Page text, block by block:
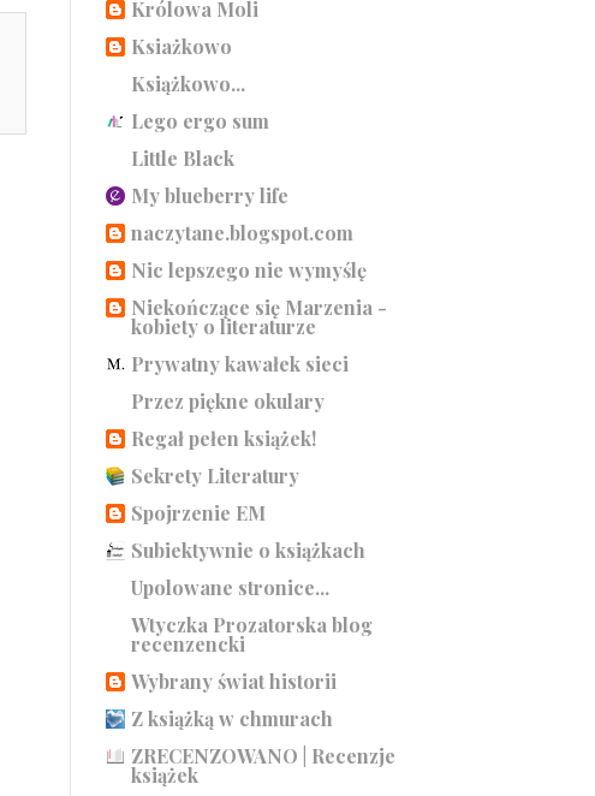
Królowa Moli
Ksiażkowo
Książkowo...
Lego ergo sum
Little Black
My blueberry life
naczytane.blogspot.com
Nic lepszego nie wymyślę
Niekończące się Marzenia -
kobiety o literaturze
Prywatny kawałek sieci
Przez piękne okulary
Regał pełen książek!
Sekrety Literatury
Spojrzenie EM
Subiektywnie o książkach
Upolowane stronice...
Wtyczka Prozatorska blog
recenzencki
Wybrany świat historii
Z książką w chmurach
ZRECENZOWANO | Recenzje
książek